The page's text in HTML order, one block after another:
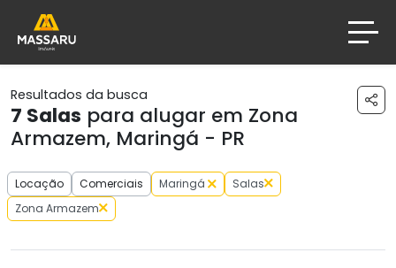
Resultados da busca
7 Salas para alugar em Zona
Armazem, Maringá - PR
Locação Comerciais Maringá
Salas
Zona Armazem